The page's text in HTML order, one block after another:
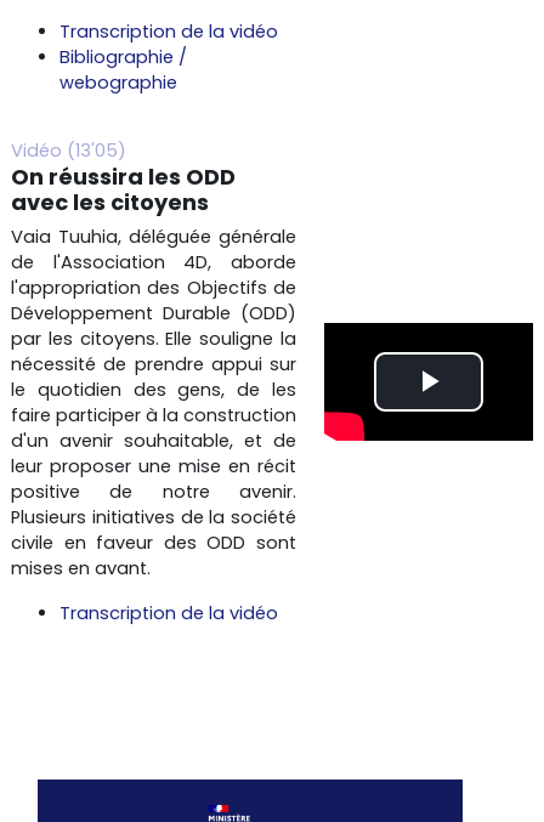
Transcription de la vidéo
Bibliographie /
webographie
é
Vidéo (13'05)
On réussira les ODD
avec les citoyens
Vaia Tuuhia, déléguée générale
de l'Association 4D, aborde
l'appropriation des Objectifs de
Développement Durable (ODD)
par les citoyens. Elle souligne la
nécessité de prendre appui sur
le quotidien des gens, de les
faire participer à la construction
d'un avenir souhaitable, et de
leur proposer une mise en récit
positive de notre avenir.
Plusieurs initiatives de la société
civile en faveur des ODD sont
mises en avant.
Transcription de la vidéo
L
i